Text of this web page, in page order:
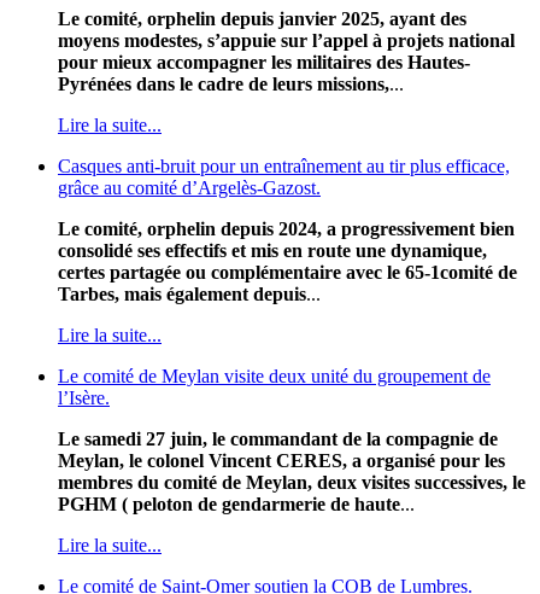
Le comité, orphelin depuis janvier 2025, ayant des
moyens modestes, s’appuie sur l’appel à projets national
pour mieux accompagner les militaires des Hautes-
Pyrénées dans le cadre de leurs missions,...
Lire la suite...
Casques anti-bruit pour un entraînement au tir plus efficace,
grâce au comité d’Argelès-Gazost.
Le comité, orphelin depuis 2024, a progressivement bien
consolidé ses effectifs et mis en route une dynamique,
certes partagée ou complémentaire avec le 65-1comité de
Tarbes, mais également depuis...
Lire la suite...
Le comité de Meylan visite deux unité du groupement de
l’Isère.
Le samedi 27 juin, le commandant de la compagnie de
Meylan, le colonel Vincent CERES, a organisé pour les
membres du comité de Meylan, deux visites successives, le
PGHM ( peloton de gendarmerie de haute...
Lire la suite...
Le comité de Saint-Omer soutien la COB de Lumbres.